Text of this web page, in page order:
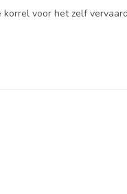
voor het zelf